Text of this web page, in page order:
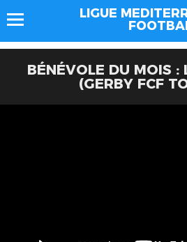
LIGUE
BÉNÉVOLE DU MOIS :
(GERBY FCF